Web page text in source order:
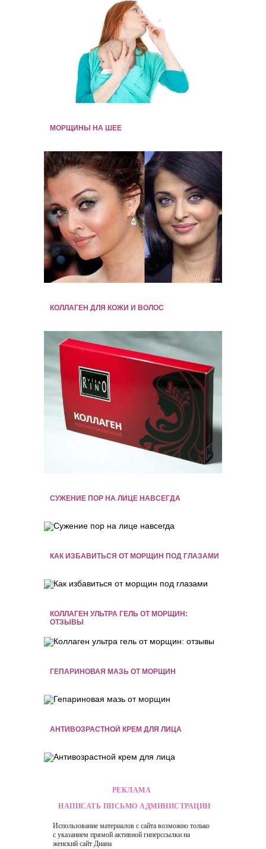
МОРЩИНЫ НА ШЕЕ
КОЛЛАГЕН ДЛЯ КОЖИ И ВОЛОС
СУЖЕНИЕ ПОР НА ЛИЦЕ НАВСЕГДА
КАК ИЗБАВИТЬСЯ ОТ МОРЩИН ПОД ГЛАЗАМИ
КОЛЛАГЕН УЛЬТРА ГЕЛЬ ОТ МОРЩИН:
ОТЗЫВЫ
ГЕПАРИНОВАЯ МАЗЬ ОТ МОРЩИН
АНТИВОЗРАСТНОЙ КРЕМ ДЛЯ ЛИЦА
РЕКЛАМА
НАПИСАТЬ ПИСЬМО АДМИНИСТРАЦИИ
Использование материалов с сайта возможно только
с указанием прямой активной гиперссылки на
женский сайт Диана